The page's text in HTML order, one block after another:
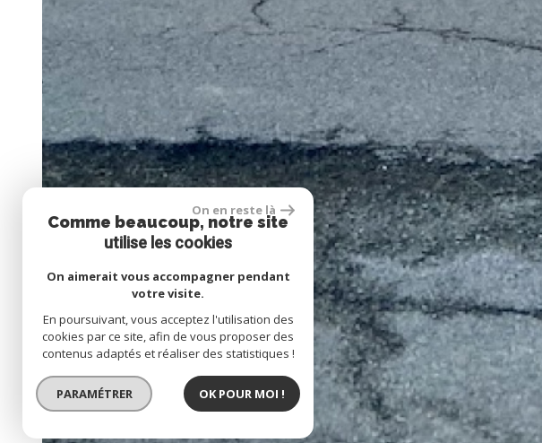
On en reste là
Comme beaucoup, notre site
utilise les cookies
On aimerait vous accompagner pendant
votre visite.
En poursuivant, vous acceptez l'utilisation des
cookies par ce site, afin de vous proposer des
contenus adaptés et réaliser des statistiques !
PARAMÉTRER OK POUR MOI !